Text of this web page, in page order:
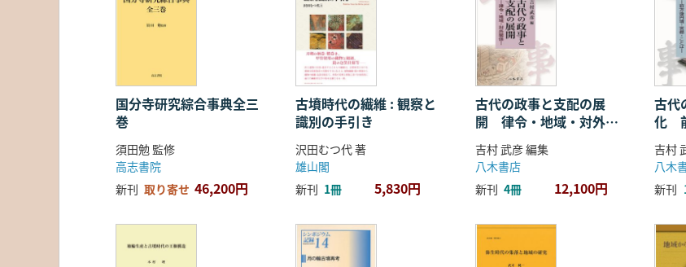
国分寺研究綜合事典全三
巻
須田勉 監修
高志書院
新刊 取り寄せ 46,200円
古墳時代の繊維 : 観察と
識別の手引き
沢田むつ代 著
雄山閣
新刊 1冊 5,830円
古代の政事と支配の展
開 律令・地域・対外関
係
吉村 武彦 編集
八木書店
新刊 4冊 12,100円
古代
化
こと
吉村
八木
新刊